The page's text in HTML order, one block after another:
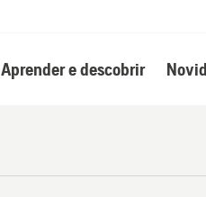
Aprender e descobrir